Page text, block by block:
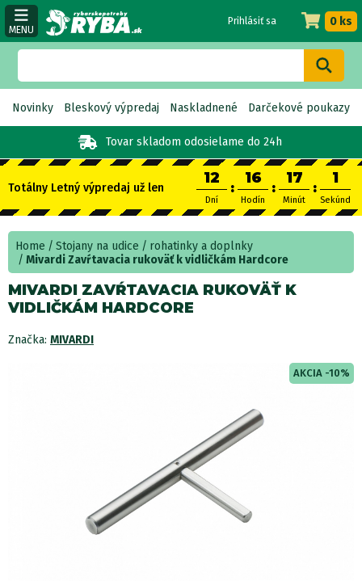
MENU
Tovar skladom odosielame do 24h
Prihlásiť sa 0 ks
Novinky Bleskový výpredaj Naskladnené Darčekové poukazy
Totálny Letný výpredaj už len
12
Dní
:
16
Hodín
:
17
Minút
:
1
Sekúnd
Home Stojany na udice
rohatinky a doplnky
Mivardi Zavŕtavacia rukoväť k vidličkám Hardcore
MIVARDI ZAVŔTAVACIA RUKOVÄŤ K
VIDLIČKÁM HARDCORE
Značka: MIVARDI
AKCIA -10%